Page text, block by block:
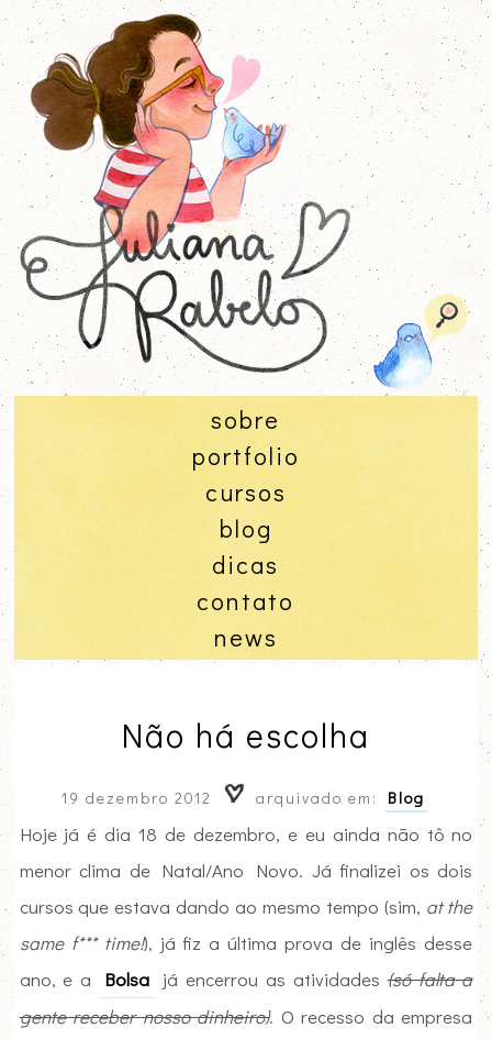
sobre
portfolio
cursos
blog
dicas
contato
news
Não há escolha
19 dezembro 2012 arquivado em: Blog
Hoje já é dia 18 de dezembro, e eu ainda não tô no
menor clima de Natal/Ano Novo. Já finalizei os dois
cursos que estava dando ao mesmo tempo (sim, at the
same f*** time!), já fiz a última prova de inglês desse
ano, e a
Bolsa já encerrou as atividades(só falta a
gente receber nosso dinheiro). O recesso da empresa